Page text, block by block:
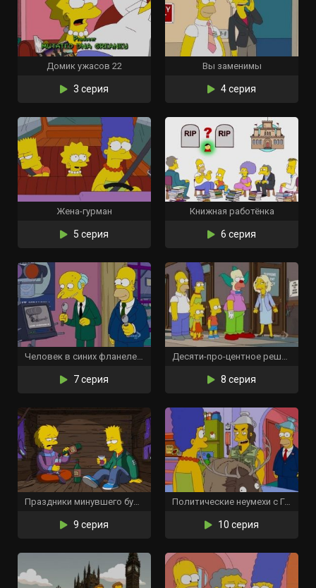
Домик ужасов 22
3 серия
Вы заменимы
4 серия
Жена-гурман
5 серия
Книжная работёнка
6 серия
Человек в синих фланелевых брюках
7 серия
Десяти-про-центное решение
8 серия
Праздники минувшего будущего
9 серия
Политические неумехи с Гомером Симпсоном
10 серия